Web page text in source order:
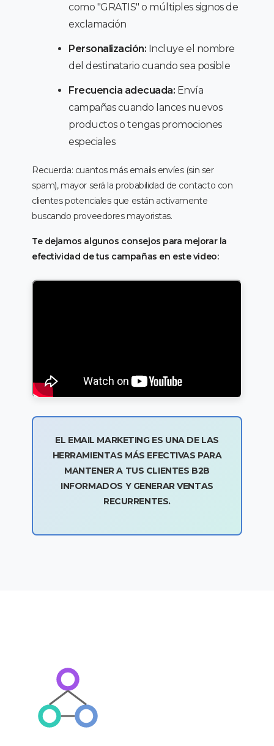
como "GRATIS" o múltiples signos de
exclamación
Personalización: Incluye el nombre
del destinatario cuando sea posible
Frecuencia adecuada: Envía
campañas cuando lances nuevos
productos o tengas promociones
especiales
Recuerda: cuantos más emails envíes (sin ser
spam), mayor será la probabilidad de contacto con
clientes potenciales que están activamente
buscando proveedores mayoristas.
Te dejamos algunos consejos para mejorar la
efectividad de tus campañas en este video:
EL EMAIL MARKETING ES UNA DE LAS
HERRAMIENTAS MÁS EFECTIVAS PARA
MANTENER A TUS CLIENTES B2B
INFORMADOS Y GENERAR VENTAS
RECURRENTES.